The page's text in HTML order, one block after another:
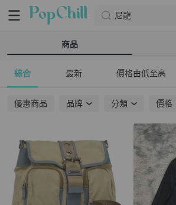
尼龍
商品
綜合 最新 價格由低至高
優惠商品 品牌 分類 價格